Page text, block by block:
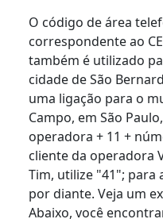
O código de área
correspondente ao
também é utilizado
cidade de São
uma ligação para o
Campo, em São
operadora + 11 +
cliente da operadora
Tim, utilize "41"; para
por diante. Veja um
Abaixo, você